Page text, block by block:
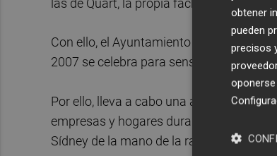
Con ello, el Ayuntamiento de València
2007 se celebra para sensibilizar a la
Por ello, lleva a cabo una acción global
empresas y hogares durante una hora
Sídney de la mano de la rama local de
obtener
pueden
precisos
oponerse